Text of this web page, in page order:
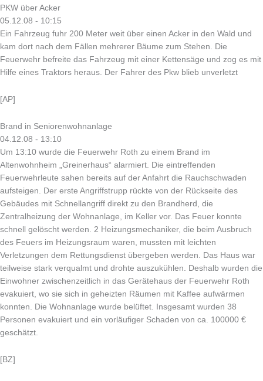
PKW über Acker
05.12.08 - 10:15
Ein Fahrzeug fuhr 200 Meter weit über einen Acker in den Wald und
kam dort nach dem Fällen mehrerer Bäume zum Stehen. Die
Feuerwehr befreite das Fahrzeug mit einer Kettensäge und zog es mit
Hilfe eines Traktors heraus. Der Fahrer des Pkw blieb unverletzt
[AP]
Brand in Seniorenwohnanlage
04.12.08 - 13:10
Um 13:10 wurde die Feuerwehr Roth zu einem Brand im
Altenwohnheim „Greinerhaus“ alarmiert. Die eintreffenden
Feuerwehrleute sahen bereits auf der Anfahrt die Rauchschwaden
aufsteigen. Der erste Angriffstrupp rückte von der Rückseite des
Gebäudes mit Schnellangriff direkt zu den Brandherd, die
Zentralheizung der Wohnanlage, im Keller vor. Das Feuer konnte
schnell gelöscht werden. 2 Heizungsmechaniker, die beim Ausbruch
des Feuers im Heizungsraum waren, mussten mit leichten
Verletzungen dem Rettungsdienst übergeben werden. Das Haus war
teilweise stark verqualmt und drohte auszukühlen. Deshalb wurden die
Einwohner zwischenzeitlich in das Gerätehaus der Feuerwehr Roth
evakuiert, wo sie sich in geheizten Räumen mit Kaffee aufwärmen
konnten. Die Wohnanlage wurde belüftet. Insgesamt wurden 38
Personen evakuiert und ein vorläufiger Schaden von ca. 100000 €
geschätzt.
[BZ]